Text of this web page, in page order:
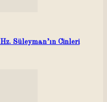
Süleyman’ın Cinleri